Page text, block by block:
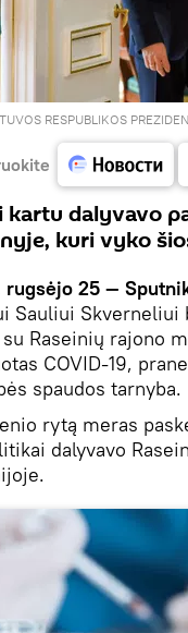
RESPUBLIKOS
kartu dalyvavo
kuri vyko
rugsėjo 25 —
Sauliui
Raseinių rajono
COVID-19,
spaudos tarnyba.
rytą meras
dalyvavo